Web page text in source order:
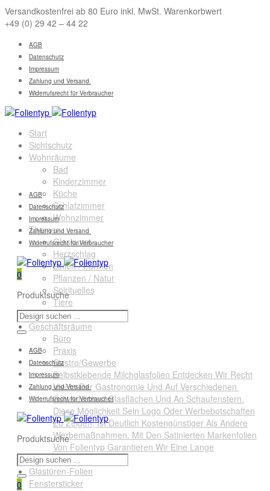
Versandkostenfrei ab 80 Euro inkl. MwSt. Warenkorbwert
+49 (0) 29 42 – 44 22
AGB
Datenschutz
Impressum
Zahlung und Versand
Widerrufsrecht für Verbraucher
Start
Sichtschutz
Wohnräume
Bad
Kinderzimmer
Küche
Schlafzimmer
Wohnzimmer
Themen
Glaskunst
Herzschlag
Linien / Formen
Pflanzen / Natur
Spirituelles
Tiere
Querformate
Geschäftsräume
Büro
Praxis
Gastro/Gewerbe
Selbstklebende Milchglasfolien Entdecken Wir Recht
Viel In Der Gastronomie Und Auf Verschiedenen
Gewerblichen Glasflächen Und An Schaufenstern.
Diese Möglichkeit Sein Logo Oder Werbebotschaften
Zu Zeigen, Ist Deutlich Kostengünstiger Als Andere
Werbemaßnahmen. Mit Den Satinierten Markenfolien
Von Folientyp Garantieren Wir Eine Lange
Lebensdauer.
Glastüren-Folien
Fenstersticker
AGB
Datenschutz
Impressum
Zahlung und Versand
Widerrufsrecht für Verbraucher
0
Produktsuche
AGB
Datenschutz
Impressum
Zahlung und Versand
Widerrufsrecht für Verbraucher
Produktsuche
0